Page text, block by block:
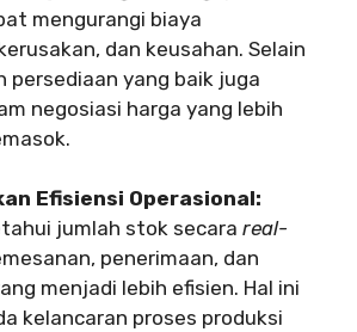
mengurangi biaya
dan keusahan. Selain
persediaan yang baik juga
negosiasi harga yang lebih
Efisiensi Operasional:
jumlah stok secara real-
penerimaan, dan
menjadi lebih efisien. Hal ini
kelancaran proses produksi